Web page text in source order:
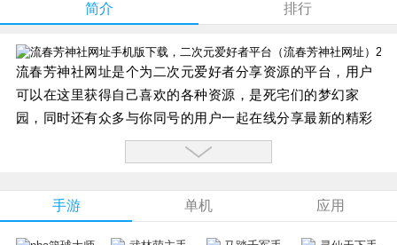
简介 排行
流春芳神社网址是个为二次元爱好者分享资源的平台，用户
可以在这里获得自己喜欢的各种资源，是死宅们的梦幻家
园，同时还有众多与你同号的用户一起在线分享最新的精彩
漫画，海量acg最新资讯第一时间知晓。
流春芳神社网址功能介绍：
传分享资源，是一个实时更新的自由交流分享的平台。有着
手游 单机 应用